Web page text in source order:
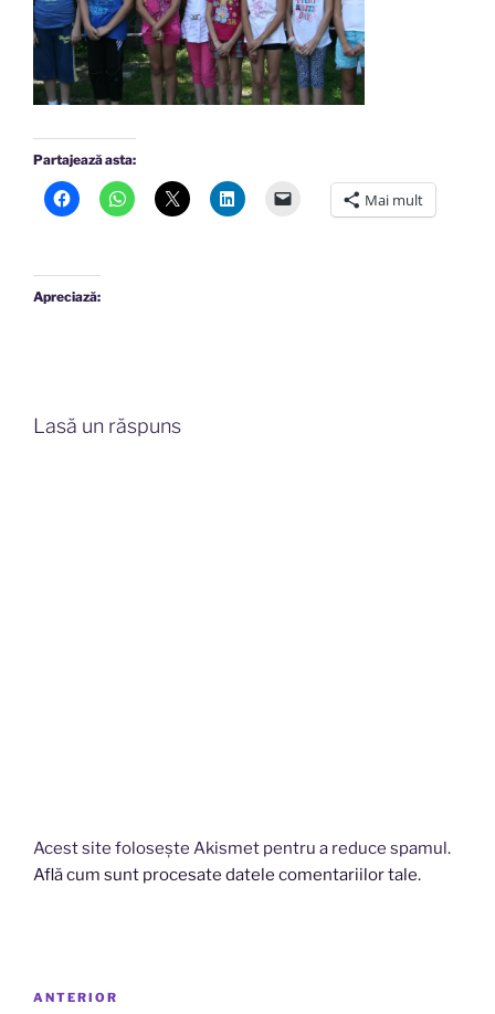
Partajează asta:
Mai mult
Apreciază:
Lasă un răspuns
Acest site folosește Akismet pentru a reduce spamul.
Află cum sunt procesate datele comentariilor tale.
Navigare
Articolul
ANTERIOR